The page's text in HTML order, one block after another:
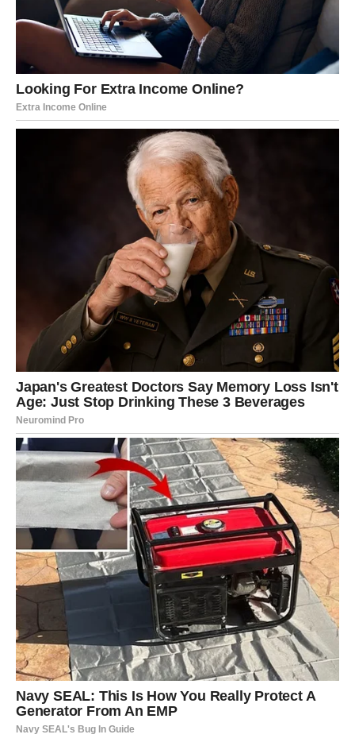
slobode.
JARAC – LJUBAV KOJA TOPI
HLADNOĆU I DONOSI
SIGURNOST
Jarac je dugo bio oslonac svima, ali retko kome je
dozvolio da bude oslonac njemu. Prošli ste kroz
razočaranja koja su vas naučila da budete oprezni,
zatvoreni i racionalni čak i kada je srce želelo više. Januar
ne ruši vašu stabilnost, već je dodatno
Ovo je mesec u kojem se zidovi polako spuštaju. Shvatate
da ne morate sve sami, da ranjivost nije slabost i da prava
ljubav dolazi onda kada se ne plašite da pokažete
emocije. Ako ste u vezi, odnos dobija dublji smisao, više
podrške i osećaj trajnosti. Ako ste slobodni, ulazi osoba
koja poštuje vaše granice, razume vašu tišinu i ostaje –
bez pritiska.
Ljubav vas ne skreće sa puta – ona hoda uz vas.
I to je ono što vam je oduvek bilo potrebno.
RIBE – LJUBAV KOJA VRAĆA
VERU, MIR I RADOST
Ribe su verovale u snove čak i onda kada su ih drugi
rušili. Davale ste srce onima koji nisu znali da ga čuvaju,
nadale se čak i kada su znakovi govorili drugačije. Januar
donosi emotivno isceljenje i ljubav kojane traži da se
menjate, već da budete svoji.
Ovaj mesec donosi olakšanje – srce postaje lakše, misli